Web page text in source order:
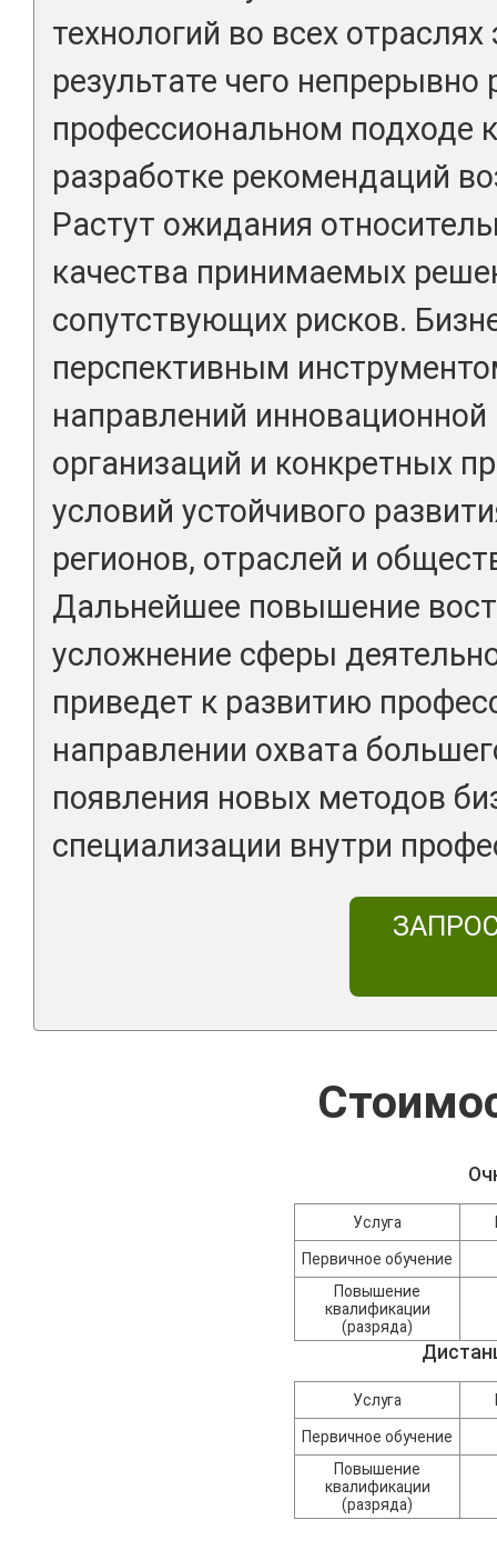
технологий во всех
результате чего непрерывно
профессиональном подходе
разработке рекомендаций
Растут ожидания
качества принимаемых
сопутствующих рисков.
перспективным
направлений инновационной
организаций и конкретных
условий устойчивого
регионов, отраслей и
Дальнейшее повышение
усложнение сферы
приведет к развитию
направлении охвата
появления новых методов
специализации внутри
Услуга
Первичное обучение
Повышение
квалификации
(разряда)
Услуга
Первичное обучение
Повышение
квалификации
(разряда)